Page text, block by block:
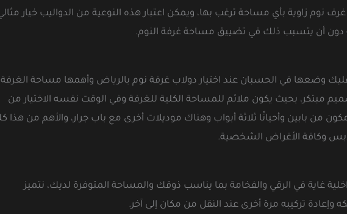
زاوية بأي مساحة ترغب بها، ويمكن اعتبار هذه النوعية من الدواليب خيار
أن يتسبب ذلك في تضييق مساحة غرفة النوم.
وضعها في الحسبان عند اختيار دولاب غرفة نوم بالرياض وأهمها مساحة
مبتكر، بحيث يكون ملائم للمساحة الكلية للغرفة وفي الوقت نفسه الاختيار من
من بابين وأحيانًا ثلاثة أبواب وهناك موديلات أخرى مع باب جرار، والأهم من هذا
وكافة الأغراض الشخصية.
غاية في الرقي والفخامة بما يناسب ذوقك والمساحة المتوفرة لديك، نتميز
تركيبه مرة أخرى عند النقل من مكان إلى آخر.